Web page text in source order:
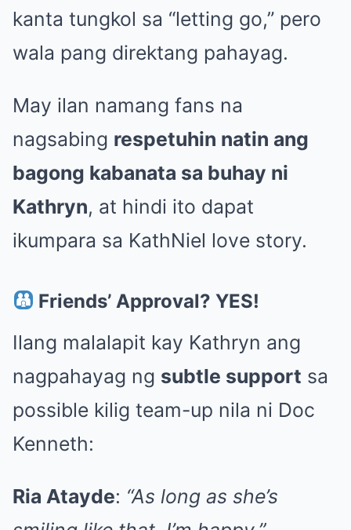
kanta tungkol sa “letting go,” pero
wala pang direktang pahayag.
May ilan namang fans na
nagsabing respetuhin natin ang
bagong kabanata sa buhay ni
Kathryn, at hindi ito dapat
ikumpara sa KathNiel love story.
Friends’ Approval? YES!
Ilang malalapit kay Kathryn ang
nagpahayag ng subtle support sa
possible kilig team-up nila ni Doc
Kenneth:
Ria Atayde: “As long as she’s